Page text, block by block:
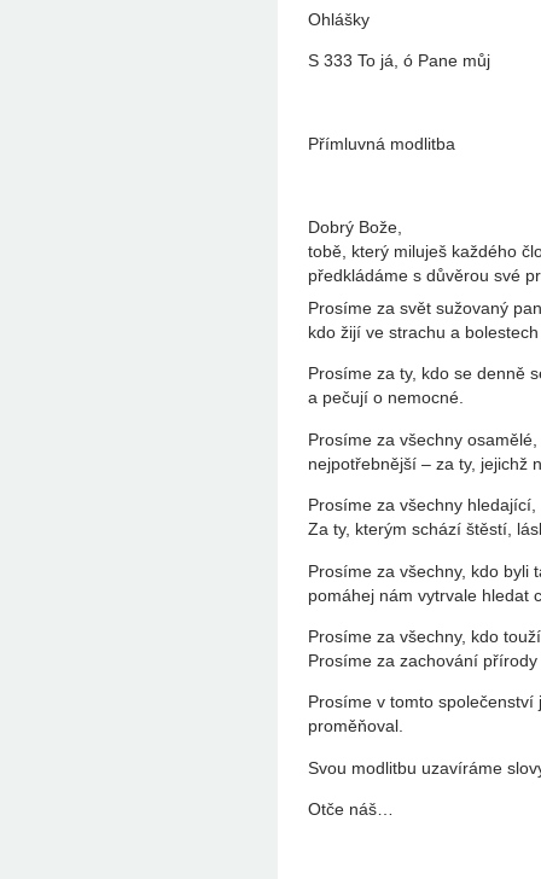
Ohlášky
S 333 To já, ó Pane můj
Přímluvná modlitba
Dobrý Bože,
tobě, který miluješ každého
předkládáme s důvěrou své
Prosíme za svět sužovaný
kdo žijí ve strachu a
Prosíme za ty, kdo se denně
a pečují o nemocné.
Prosíme za všechny
nejpotřebnější – za ty, jejichž
Prosíme za všechny
Za ty, kterým schází štěstí,
Prosíme za všechny, kdo byli
pomáhej nám vytrvale hledat
Prosíme za všechny, kdo
Prosíme za zachování
Prosíme v tomto
proměňoval.
Svou modlitbu uzavíráme
Otče náš…